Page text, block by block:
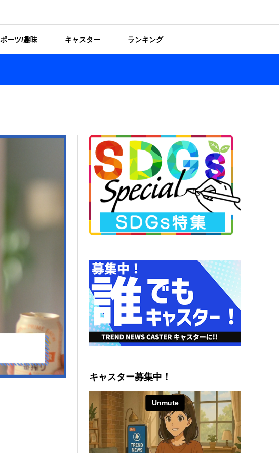
ーツ/趣味 キャスター ランキング
キャスター募集中！